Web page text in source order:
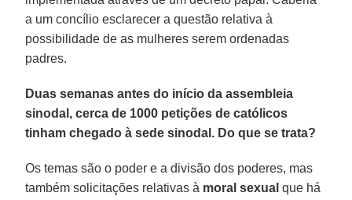
a um concílio esclarecer a questão relativa à
possibilidade de as mulheres serem ordenadas
padres.
Duas semanas antes do início da assembleia
sinodal, cerca de 1000 petições de católicos
tinham chegado à sede sinodal. Do que se trata?
Os temas são o poder e a divisão dos poderes, mas
também solicitações relativas à moral sexual que há